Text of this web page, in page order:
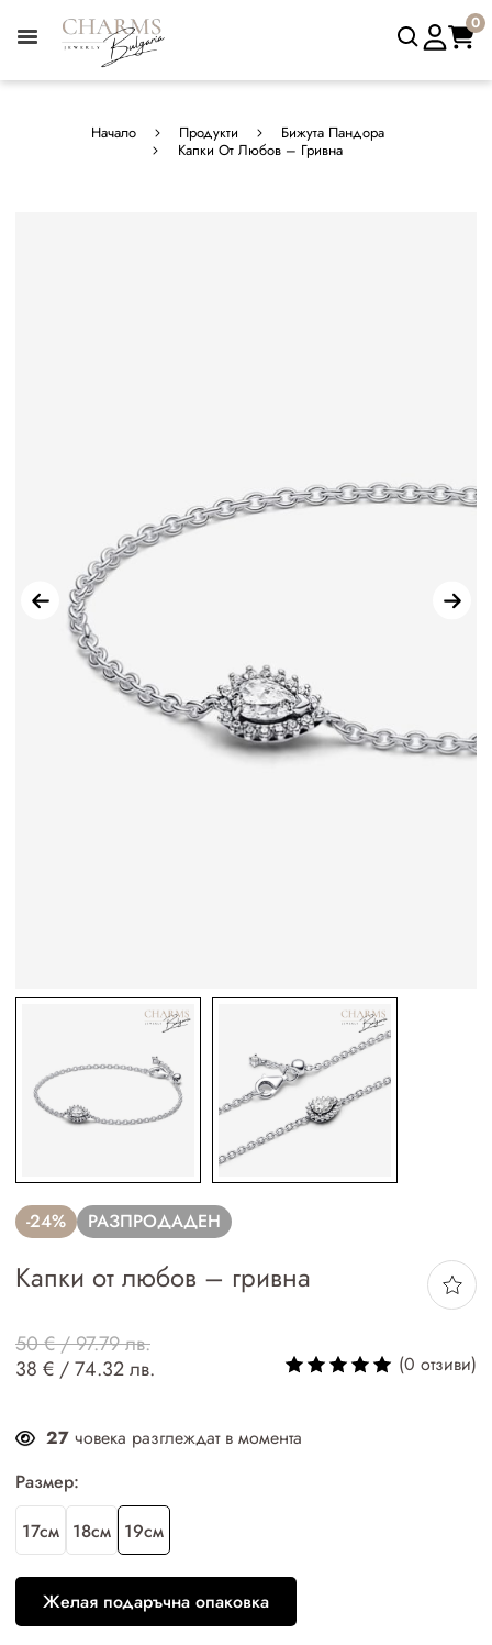
0
Начало Продукти
Бижута Пандора
Капки От Любов – Гривна
-24% РАЗПРОДАДЕН
Капки от любов – гривна
50 € / 97.79 лв.
38 € / 74.32 лв.
(0 отзиви)
27 човека разглеждат в момента
Размер:
17см 18см 19см
Желая подаръчна опаковка